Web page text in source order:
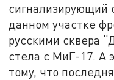
сигнализирующий
данном участке
русскими сквера
стела с МиГ-17. А
тому, что